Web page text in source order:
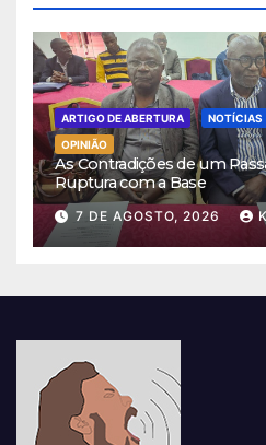
ARTIGO DE ABERTURA
NOTÍCIAS
OPINIÃO
As Contradições de um
Ruptura com a Base
7 DE AGOSTO, 2026